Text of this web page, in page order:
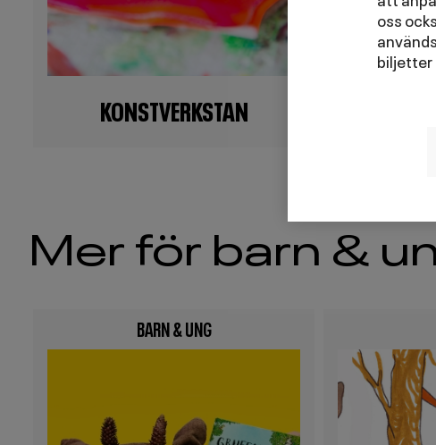
KONSTVERKSTAN
Mer för barn &
BARN & UNG
Image Image
oss
biljetter